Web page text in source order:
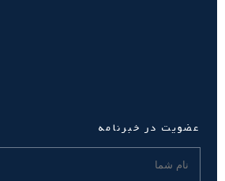
عضویت در خبرنامه